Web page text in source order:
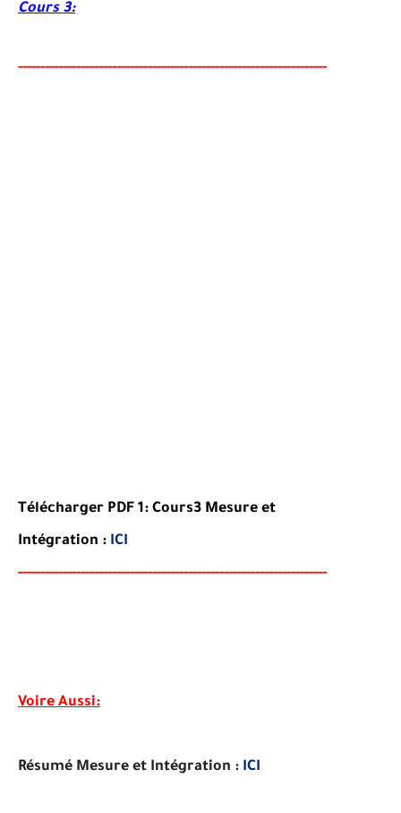
Cours 3:
---------------------------------------------------------------------
Télécharger PDF 1: Cours3 Mesure et
Intégration : ICI
---------------------------------------------------------------------
Voire Aussi:
Résumé Mesure et Intégration : ICI